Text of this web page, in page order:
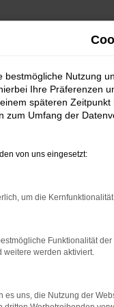
| Lieferservice nach
|
suchen,
auf dem
im
zufrieden,
bestmögliche Nutzung
Ihre Präferenzen
späteren
zum Umfang der
von uns eingesetzt:
um die
Funktionalität
weitere werden aktiviert.
es uns, die Nutzung der